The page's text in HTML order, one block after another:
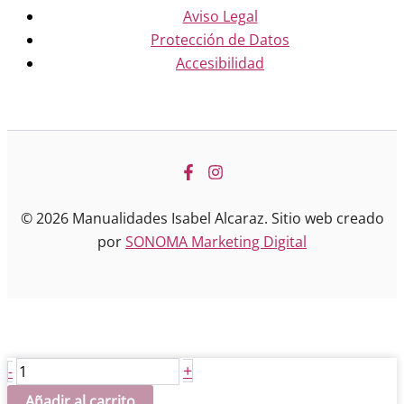
Aviso Legal
Protección de Datos
Accesibilidad
© 2026 Manualidades Isabel Alcaraz. Sitio web creado
porSONOMA Marketing Digital
- Transfer
CADENCE
+